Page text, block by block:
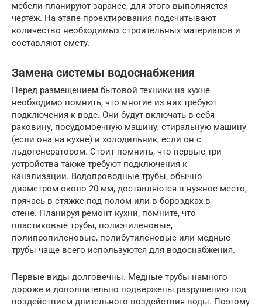
мебели планируют заранее, для этого выполняется
чертёж. На этапе проектирования подсчитывают
количество необходимых строительных материалов и
составляют смету.
Замена системы водоснабжения
Перед размещением бытовой техники на кухне
необходимо помнить, что многие из них требуют
подключения к воде. Они будут включать в себя
раковину, посудомоечную машину, стиральную машину
(если она на кухне) и холодильник, если он с
льдогенератором. Стоит помнить, что первые три
устройства также требуют подключения к
канализации. Водопроводные трубы, обычно
диаметром около 20 мм, доставляются в нужное место,
прячась в стяжке под полом или в бороздках в
стене. Планируя ремонт кухни, помните, что
пластиковые трубы, полиэтиленовые,
полипропиленовые, полибутиленовые или медные
трубы чаще всего используются для водоснабжения.
Первые виды долговечны. Медные трубы намного
дороже и дополнительно подвержены разрушению под
воздействием длительного воздействия воды. Поэтому